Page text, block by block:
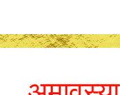
content